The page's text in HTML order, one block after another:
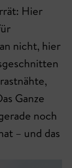
Hier
nicht, hier
Ganze
noch
– und das